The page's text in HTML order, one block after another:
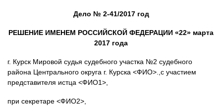
Дело № 2-41/2017 год
РЕШЕНИЕ ИМЕНЕМ РОССИЙСКОЙ ФЕДЕРАЦИИ «22» марта
2017 года
г. Курск Мировой судья судебного участка №2 судебного
района Центрального округа г. Курска <ФИО>.,с участием
представителя истца <ФИО1>,
при секретаре <ФИО2>,